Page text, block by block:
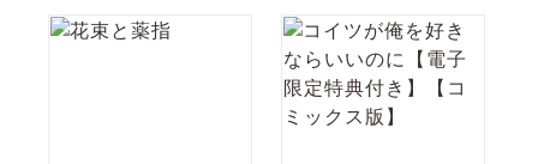
キャンセル